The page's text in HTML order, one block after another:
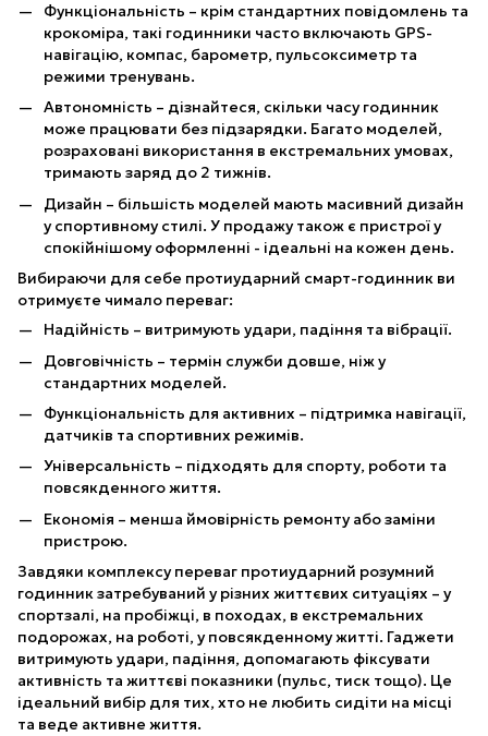
Функціональність – крім стандартних повідомлень та
крокоміра, такі годинники часто включають GPS-
навігацію, компас, барометр, пульсоксиметр та
режими тренувань.
Автономність – дізнайтеся, скільки часу годинник
може працювати без підзарядки. Багато моделей,
розраховані використання в екстремальних умовах,
тримають заряд до 2 тижнів.
Дизайн – більшість моделей мають масивний дизайн
у спортивному стилі. У продажу також є пристрої у
спокійнішому оформленні - ідеальні на кожен день.
Вибираючи для себе протиударний смарт-годинник ви
отримуєте чимало переваг:
Надійність – витримують удари, падіння та вібрації.
Довговічність – термін служби довше, ніж у
стандартних моделей.
Функціональність для активних – підтримка навігації,
датчиків та спортивних режимів.
Універсальність – підходять для спорту, роботи та
повсякденного життя.
Економія – менша ймовірність ремонту або заміни
пристрою.
Завдяки комплексу переваг протиударний розумний
годинник затребуваний у різних життєвих ситуаціях – у
спортзалі, на пробіжці, в походах, в екстремальних
подорожах, на роботі, у повсякденному житті. Гаджети
витримують удари, падіння, допомагають фіксувати
активність та життєві показники (пульс, тиск тощо). Це
ідеальний вибір для тих, хто не любить сидіти на місці
та веде активне життя.